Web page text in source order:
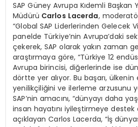
SAP Güney Avrupa Kıdemli Başkan
Müdürü Carlos Lacerda,
“Global SAP Liderlerinden Gelecek
panelde Türkiye’nin Avrupa’daki
çekerek, SAP olarak yakın zaman
araştırmaya göre, “Türkiye 12
Avrupa birincisi, diğerlerinde ise
dörtte yer alıyor. Bu başarı, ülkenin
yenilikçiliğini ve ilerleme arzusunu
SAP’nin amacını, “dünyayı daha
insan hayatını iyileştirmeye destek
açıklayan Carlos Lacerda, “İş